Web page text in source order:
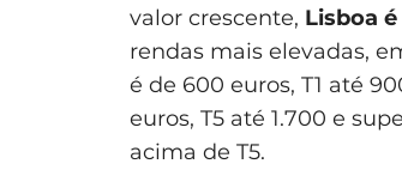
valor crescente, Lisboa
rendas mais elevadas,
é de 600 euros, T1 até
euros, T5 até 1.700 e
acima de T5.